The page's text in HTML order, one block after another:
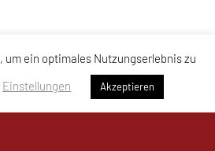
um ein optimales Nutzungserlebnis zu
Einstellungen Akzeptieren